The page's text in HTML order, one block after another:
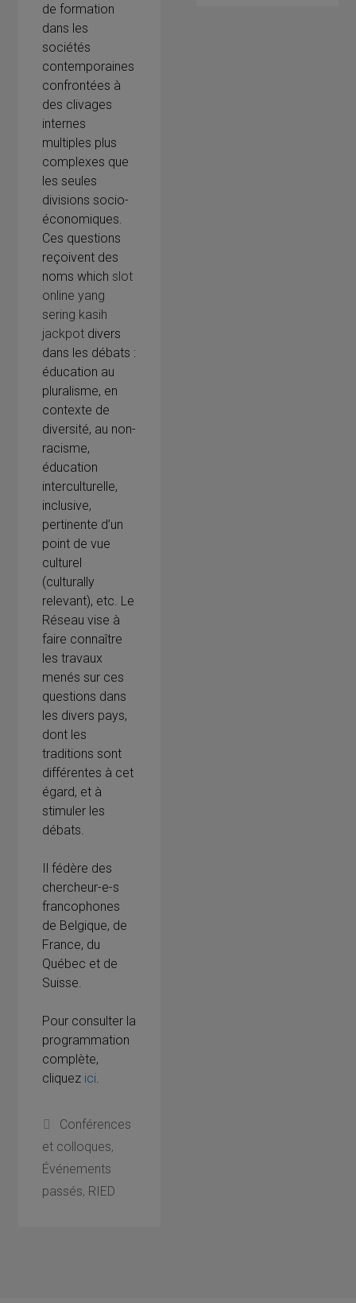
de formation
dans les
sociétés
contemporaines
confrontées à
des clivages
internes
multiples plus
complexes que
les seules
divisions socio-
économiques.
Ces questions
reçoivent des
noms which slot
online yang
sering kasih
jackpotdivers
dans les débats :
éducation au
pluralisme, en
contexte de
diversité, au non-
racisme,
éducation
interculturelle,
inclusive,
pertinente d’un
point de vue
culturel
(culturally
relevant), etc. Le
Réseau vise à
faire connaître
les travaux
menés sur ces
questions dans
les divers pays,
dont les
traditions sont
différentes à cet
égard, et à
stimuler les
débats.
Il fédère des
chercheur-e-s
francophones
de Belgique, de
France, du
Québec et de
Suisse.
Pour consulter la
programmation
complète,
cliquez ici.
Catégories
Conférences
et colloques,
Événements
passés, RIED